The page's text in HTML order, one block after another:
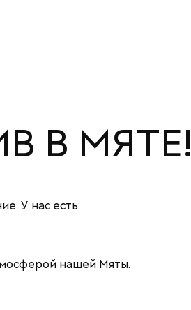
В МЯТЕ!
У нас есть:
нашей Мяты.